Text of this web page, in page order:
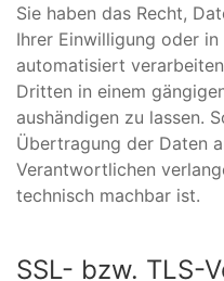
Sie haben das Recht,
Ihrer Einwilligung oder
automatisiert
Dritten in einem
aushändigen zu lassen.
Übertragung der Daten
Verantwortlichen
technisch machbar ist.
SSL- bzw. TLS-